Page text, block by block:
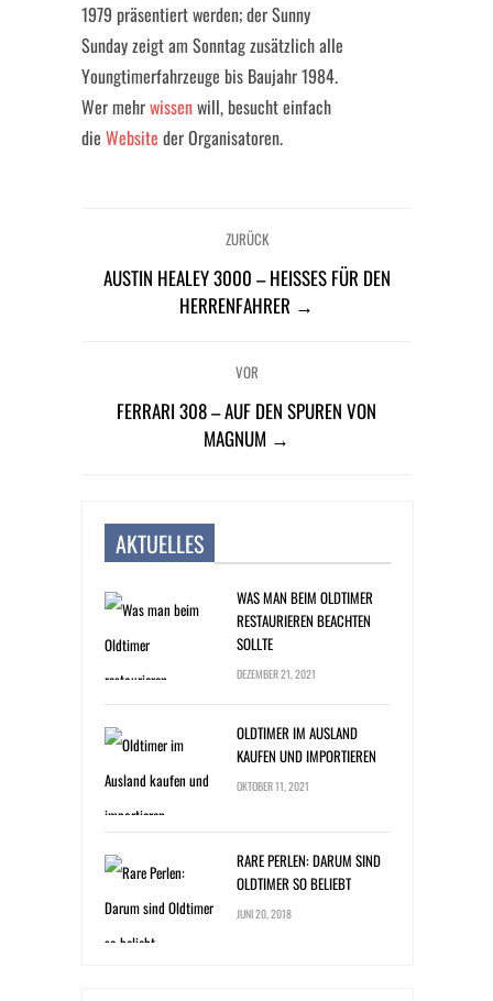
1979 präsentiert werden; der Sunny
Sunday zeigt am Sonntag zusätzlich alle
Youngtimerfahrzeuge bis Baujahr 1984.
Wer mehrwissenwill, besucht einfach
die Website der Organisatoren.
ZURÜCK
AUSTIN HEALEY 3000 – HEISSES FÜR DEN H
ERRENFAHRER →
VOR
FERRARI 308 – AUF DEN SPUREN VON
MAGNUM →
AKTUELLES
WAS MAN BEIM OLDTIMER
RESTAURIEREN BEACHTEN
SOLLTE
DEZEMBER 21, 2021
OLDTIMER IM AUSLAND
KAUFEN UND IMPORTIEREN
OKTOBER 11, 2021
RARE PERLEN: DARUM SIND
OLDTIMER SO BELIEBT
JUNI 20, 2018